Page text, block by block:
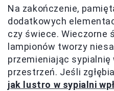
Na zakończenie,
dodatkowych
czy świece. Wieczorne
lampionów tworzy
przemieniając
przestrzeń. Jeśli
jak lustro w sypialni